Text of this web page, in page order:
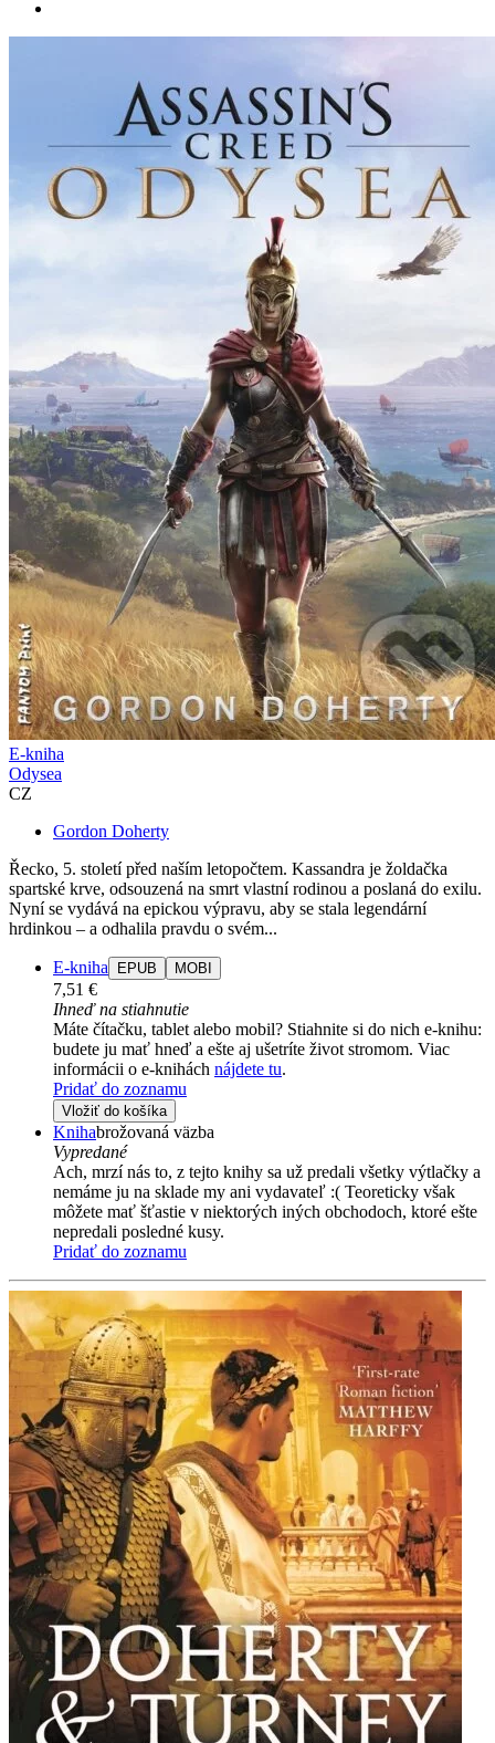
E-kniha
Odysea
CZ
Gordon Doherty
Řecko, 5. století před naším letopočtem. Kassandra je žoldačka
spartské krve, odsouzená na smrt vlastní rodinou a poslaná do exilu.
Nyní se vydává na epickou výpravu, aby se stala legendární
hrdinkou – a odhalila pravdu o svém...
E-kniha EPUB MOBI
7,51 €
Ihneď na stiahnutie
Máte čítačku, tablet alebo mobil? Stiahnite si do nich e-knihu:
budete ju mať hneď a ešte aj ušetríte život stromom. Viac
informácii o e-knihách nájdete tu.
Pridať do zoznamu
Vložiť do košíka
Knihabrožovaná väzba
Vypredané
Ach, mrzí nás to, z tejto knihy sa už predali všetky výtlačky a
nemáme ju na sklade my ani vydavateľ :( Teoreticky však
môžete mať šťastie v niektorých iných obchodoch, ktoré ešte
nepredali posledné kusy.
Pridať do zoznamu